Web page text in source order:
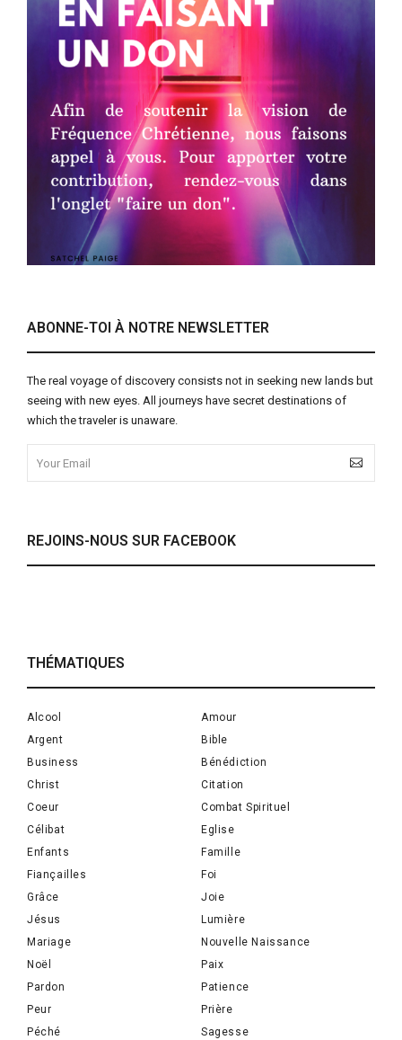
ABONNE-TOI À NOTRE NEWSLETTER
The real voyage of discovery consists not in seeking new lands but
seeing with new eyes. All journeys have secret destinations of
which the traveler is unaware.
REJOINS-NOUS SUR FACEBOOK
THÉMATIQUES
Alcool
Amour
Argent
Bible
Business
Bénédiction
Christ
Citation
Coeur
Combat Spirituel
Célibat
Eglise
Enfants
Famille
Fiançailles
Foi
Grâce
Joie
Jésus
Lumière
Mariage
Nouvelle Naissance
Noël
Paix
Pardon
Patience
Peur
Prière
Péché
Sagesse